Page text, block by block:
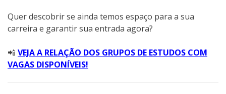
Quer descobrir se ainda temos espaço para a sua
carreira e garantir sua entrada agora?
📲 VEJA A RELAÇÃO DOS GRUPOS DE ESTUDOS COM
VAGAS DISPONÍVEIS!